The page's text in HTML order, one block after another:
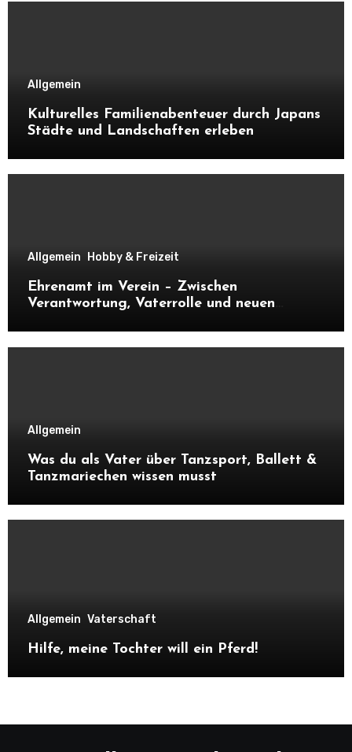
Allgemein
Kulturelles Familienabenteuer durch Japans
Städte und Landschaften erleben
Allgemein Hobby & Freizeit
Ehrenamt im Verein – Zwischen
Verantwortung, Vaterrolle und neuen
Allgemein
Was du als Vater über Tanzsport, Ballett &
Tanzmariechen wissen musst
Allgemein Vaterschaft
Hilfe, meine Tochter will ein Pferd!